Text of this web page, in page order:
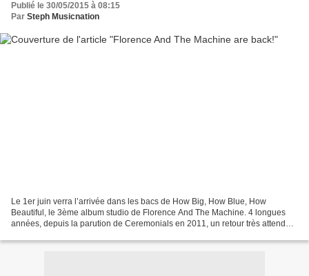
Publié le 30/05/2015 à 08:15
Par Steph Musicnation
Le 1er juin verra l’arrivée dans les bacs de How Big, How Blue, How
Beautiful, le 3ème album studio de Florence And The Machine. 4 longues
années, depuis la parution de Ceremonials en 2011, un retour très attendu